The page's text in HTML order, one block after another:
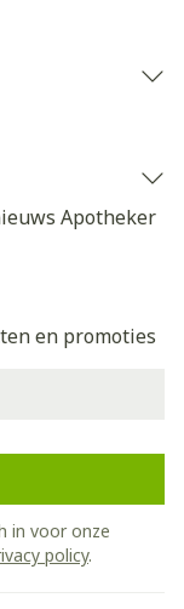
Apotheker
en promoties
in voor onze
policy.